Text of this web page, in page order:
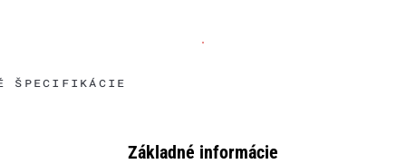
ŠPECIFIKÁCIE
Základné informácie